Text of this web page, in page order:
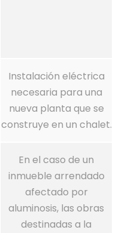
Instalación eléctrica
necesaria para una
nueva planta que se
construye en un chalet.
En el caso de un
inmueble arrendado
afectado por
aluminosis, las obras
destinadas a la